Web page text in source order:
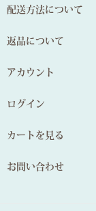
配送方法について
返品について
アカウント
ログイン
カートを見る
お問い合わせ